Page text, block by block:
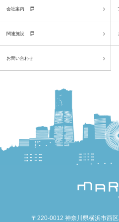
会社案内
関連施設
お問い合わせ
〒220-0012 神奈川県横浜市西